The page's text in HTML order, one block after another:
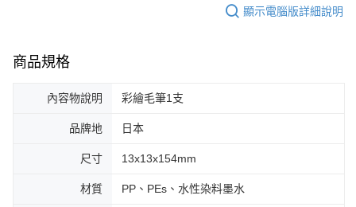
顯示電腦版詳細說明
商品規格
內容物說明 彩繪毛筆1支
品牌地 日本
尺寸 13x13x154mm
材質 PP、PEs、水性染料墨水